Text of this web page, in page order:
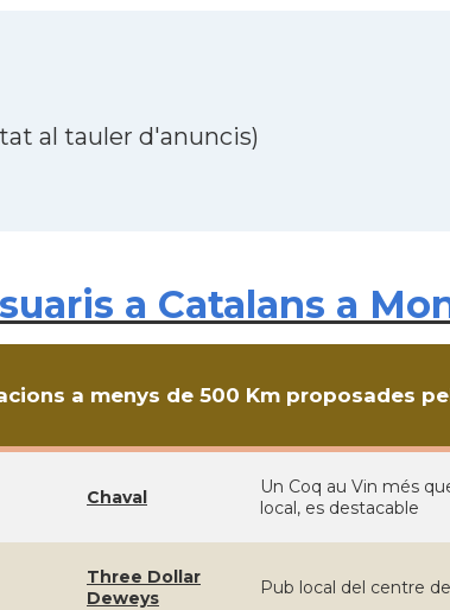
al tauler d'anuncis)
a Catalans a
a menys de 500 Km proposades
Chaval
Un Coq au Vin més
local, es destacable
Three Dollar
Deweys
Pub local del centre